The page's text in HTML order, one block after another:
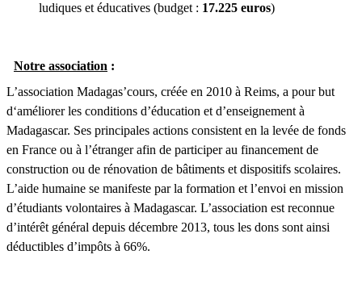
ludiques et éducatives (budget : 17.225 euros)
Notre association :
L’association Madagas’cours, créée en 2010 à Reims, a pour but
d‘améliorer les conditions d’éducation et d’enseignement à
Madagascar. Ses principales actions consistent en la levée de fonds
en France ou à l’étranger afin de participer au financement de
construction ou de rénovation de bâtiments et dispositifs scolaires.
L’aide humaine se manifeste par la formation et l’envoi en mission
d’étudiants volontaires à Madagascar. L’association est reconnue
d’intérêt général depuis décembre 2013, tous les dons sont ainsi
déductibles d’impôts à 66%.